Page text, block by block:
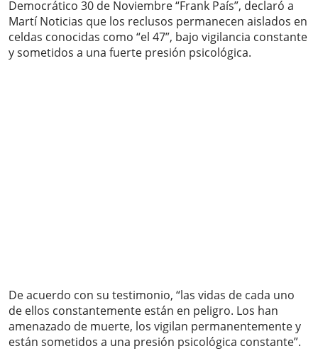
Democrático 30 de Noviembre “Frank País”, declaró a
Martí Noticias que los reclusos permanecen aislados en
celdas conocidas como “el 47”, bajo vigilancia constante
y sometidos a una fuerte presión psicológica.
De acuerdo con su testimonio, “las vidas de cada uno
de ellos constantemente están en peligro. Los han
amenazado de muerte, los vigilan permanentemente y
están sometidos a una presión psicológica constante”.